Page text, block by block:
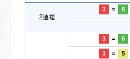
2連複
3 = 6
3 = 6
3 = 5